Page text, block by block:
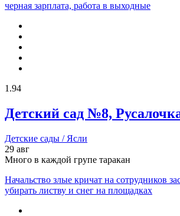
черная зарплата, работа в выходные
1.94
Детский сад №8,
Детские сады / Ясли
29 авг
Много в каждой групе таракан
Начальство злые кричат на сотрудников
убирать листву и снег на площадках